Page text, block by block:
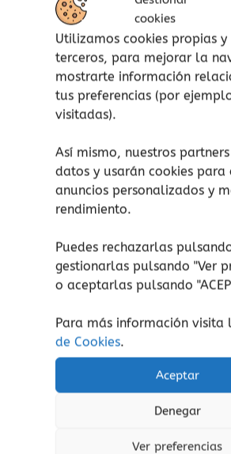
cookies
Utilizamos cookies propias y
terceros, para mejorar la
mostrarte información
tus preferencias (por
visitadas).
Así mismo, nuestros
datos y usarán cookies para
anuncios personalizados y
rendimiento.
Puedes rechazarlas
gestionarlas pulsando "Ver
o aceptarlas pulsando
Para más información visita
de Cookies.
Aceptar
Denegar
Ver preferencias
al principio se equivoca y le
animales del bosque.
Un cuento que trata valores
la confianza y la esperanza.
Paisaje coloreable.
Animales coloreables.
Sensibles (Pequeñas